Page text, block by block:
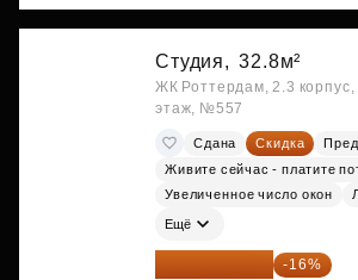
Студия, 32.8м²
ЖК Роттердам, 2.3 корпус,
этаж, №557
Сдана Скидка
Живите сейчас - платите
Увеличенное число окон
Ещё
23 645 126 ₽ -16%